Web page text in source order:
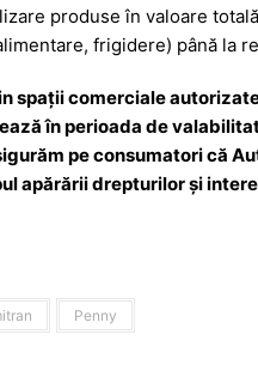
produse în valoare
frigidere) până la
spații comerciale
în perioada de
pe consumatori că
apărării drepturilor și
Penny